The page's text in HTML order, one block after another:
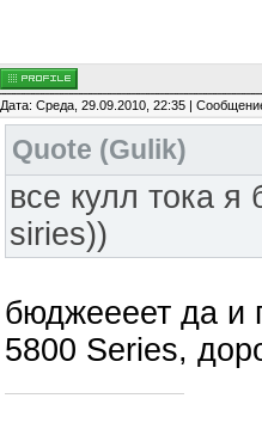
Дата: Среда, 29.09.2010, 22:35 |
Quote (Gulik)
все кулл тока
siries))
бюджеееет да и
5800 Series,